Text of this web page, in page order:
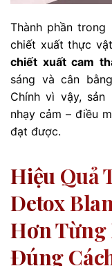
Thành phần
chiết xuất thực
chiết xuất cam
sáng và cân
Chính vì vậy,
nhạy cảm – điều
đạt được.
Hiệu Quả
Detox
Hơn Từng
Đúng